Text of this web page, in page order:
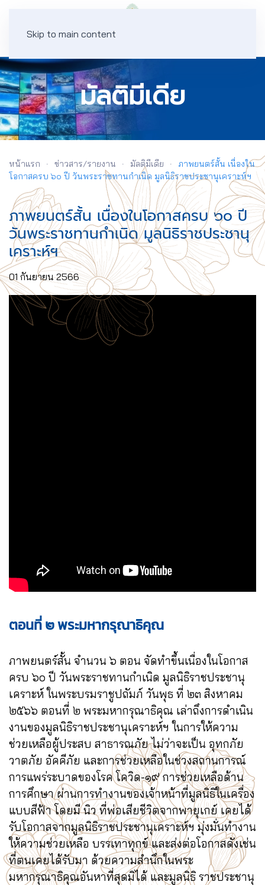
Skip to main content
มัลติมีเดีย
หน้าแรก ข่าวสาร/รายงาน มัลติมีเดีย
ภาพยนตร์สั้น เนื่องใน
โอกาสครบ ๖๐ ปี วันพระราชทานกำเนิด มูลนิธิราชประชานุเคราะห์ฯ
ภาพยนตร์สั้น เนื่องในโอกาสครบ ๖๐ ปี
วันพระราชทานกำเนิด มูลนิธิราชประชานุ
เคราะห์ฯ
01 กันยายน 2566
ตอนที่ ๒ พระมหากรุณาธิคุณ
ภาพยนตร์สั้น จำนวน ๖ ตอน จัดทำขึ้นเนื่องในโอกาส
ครบ ๖๐ ปี วันพระราชทานกำเนิด มูลนิธิราชประชานุ
เคราะห์ ในพระบรมราชูปถัมภ์ วันพุธ ที่ ๒๓ สิงหาคม
๒๕๖๖ ตอนที่ ๒ พระมหากรุณาธิคุณ เล่าถึงการดำเนิน
งานของมูลนิธิราชประชานุเคราะห์ฯ ในการให้ความ
ช่วยเหลือผู้ประสบ สาธารณภัย ไม่ว่าจะเป็น อุทกภัย
วาตภัย อัคคีภัย และการช่วยเหลือในช่วงสถานการณ์
การแพร่ระบาดของโรค โควิด-๑๙ การช่วยเหลือด้าน
การศึกษา ผ่านการทำงานของเจ้าหน้าที่มูลนิธิในเครื่อง
แบบสีฟ้า โดยมี นิว ที่พ่อเสียชีวิตจากพายุเกย์ เคยได้
รับโอกาสจากมูลนิธิราชประชานุเคราะห์ฯ มุ่งมั่นทำงาน
ให้ความช่วยเหลือ บรรเทาทุกข์ และส่งต่อโอกาสดังเช่น
ที่ตนเคยได้รับมา ด้วยความสำนึกในพระ
มหากรุณาธิคุณอันหาที่สุดมิได้ และมูลนิธิ ราชประชานุ